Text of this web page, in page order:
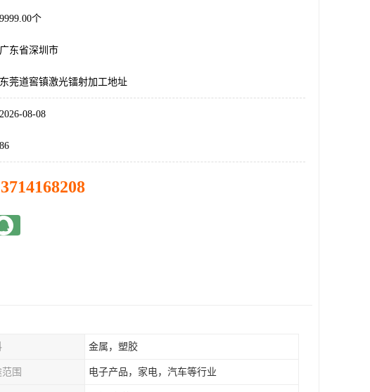
9999.00个
广东省深圳市
东莞道窖镇激光镭射加工地址
2026-08-08
86
金属，塑胶
围 电子产品，家电，汽车等行业